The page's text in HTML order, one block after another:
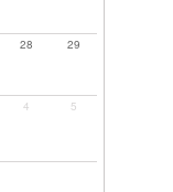
28 29
4 5